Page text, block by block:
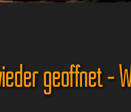
geöffnet -